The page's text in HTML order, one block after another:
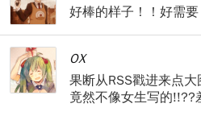
好棒的样子！！好需要
OX
竟然不像女生写的!!??